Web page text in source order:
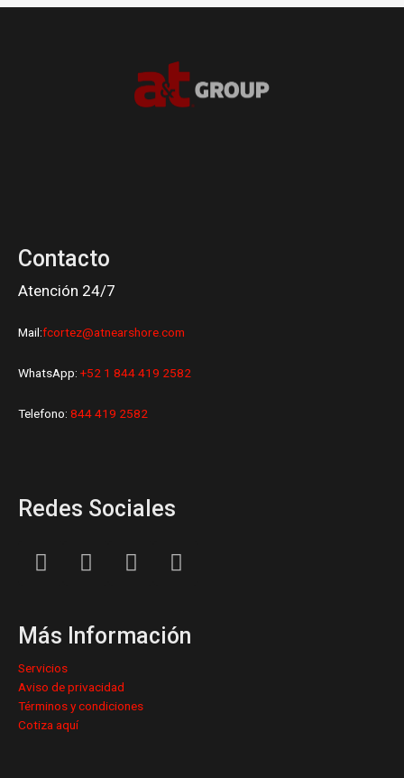
Contacto
Atención 24/7
Mail:fcortez@atnearshore.com
WhatsApp: +52 1 844 419 2582
Telefono: 844 419 2582
Redes Sociales
L
i
e
d
i
n
F
a
b
o
k
I
n
a
a
Y
o
u
Más Información
Servicios
Aviso de privacidad
Términos y condiciones
Cotiza aquí